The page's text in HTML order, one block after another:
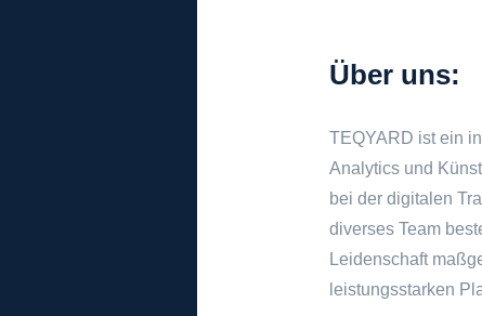
Über uns:
TEQYARD ist ein
Analytics und
bei der digitalen
diverses Team
Leidenschaft
leistungsstarken